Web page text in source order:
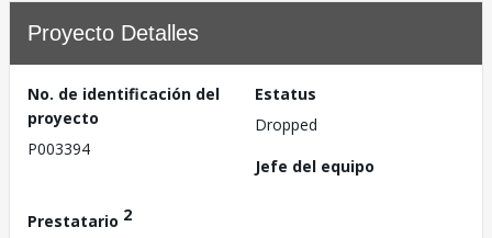
Proyecto Detalles
No. de identificación del
proyecto
P003394
Estatus
Dropped
Jefe del equipo
Prestatario 2